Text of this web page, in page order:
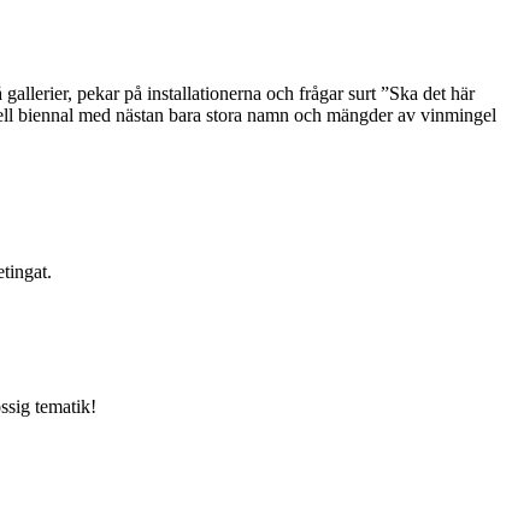
pekar på installationerna och frågar surt ”Ska det här
biennal med nästan bara stora namn och mängder av vinmingel
tematik!